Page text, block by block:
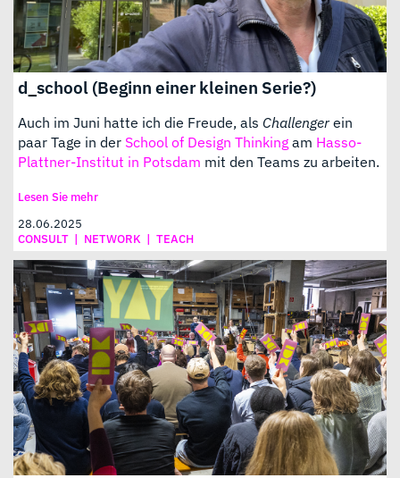
d_school (Beginn einer kleinen Serie?)
Auch im Juni hatte ich die Freude, als Challenger ein
paar Tage in der School of Design Thinking am Hasso-
Plattner-Institut in Potsdam mit den Teams zu arbeiten.
Lesen Sie mehr
28.06.2025
CONSULT | NETWORK | TEACH